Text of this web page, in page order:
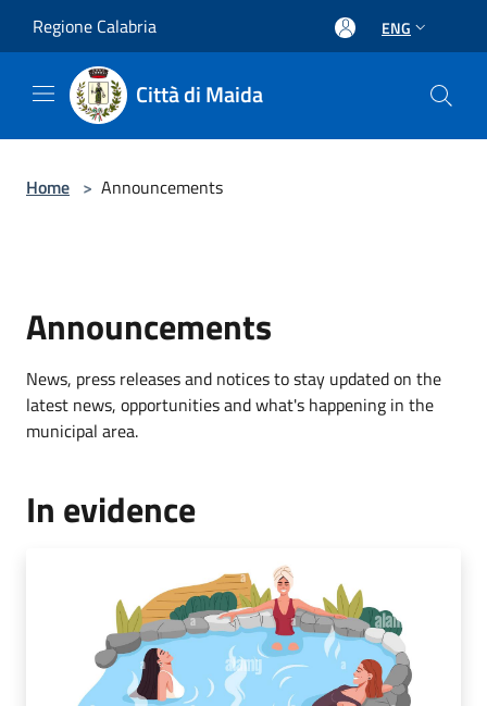
Regione Calabria ENG
Città di Maida
Home > Announcements
Announcements
News, press releases and notices to stay updated on the
latest news, opportunities and what's happening in the
municipal area.
In evidence